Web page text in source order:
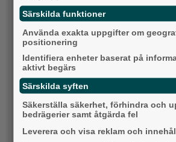
Socialdemokraterna
Moderaterna
Vänsterpartiet
Sverigedemokraterna
Miljöpartiet
Särskilda funktioner
Använda exakta uppgifter om
positionering
Identifiera enheter baserat på
aktivt begärs
Särskilda syften
Säkerställa säkerhet, förhindra och
bedrägerier samt åtgärda fel
Leverera och visa reklam och